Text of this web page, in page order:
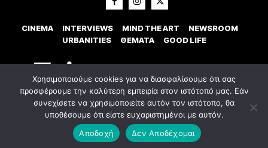
CINEMA INTERVIEWS MIND THE ART
NEWSROOM
URBANITIES
ΘΕΜΑΤΑ GOOD LIFE
© 2023 Εxostispress - All right reserved. Κατασκευή Ιστοσελίδας
digital agency
Οροι χρήσης
Χρησιμοποιούμε cookies για να διασφαλίσουμε ότι σας
προσφέρουμε την καλύτερη εμπειρία στον ιστότοπό μας. Εάν
συνεχίσετε να χρησιμοποιείτε αυτόν τον ιστότοπο, θα
υποθέσουμε ότι είστε ευχαριστημένοι με αυτόν.
Αποδοχή
Δεν Αποδέχομαι